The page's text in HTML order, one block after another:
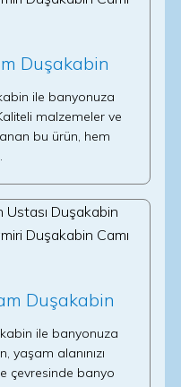
Duşakabin
ile banyonuza
malzemeler ve
bu ürün, hem
Duşakabin
ile banyonuza
yaşam alanınızı
çevresinde banyo